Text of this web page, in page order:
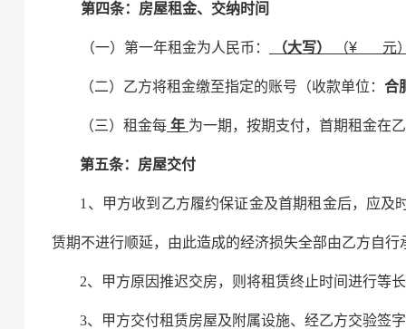
第四条：房屋租金、交纳时间
（一）第一年租金为人民币： （大写） （¥ 元
（二）乙方将租金缴至指定的账号 （收款单位：合
（三）租金每 年 为一期 ，按期支付，首期租金在
第五条：房屋交付
1、甲方收到乙方履约保证金及首期租金后，应及
赁期不进行顺延，由此造成的经济损失全部由乙方自行
2、甲方原因推迟交房，则将租赁终止时间进行等
3、甲方交付租赁房屋及附属设施、经乙方交验签